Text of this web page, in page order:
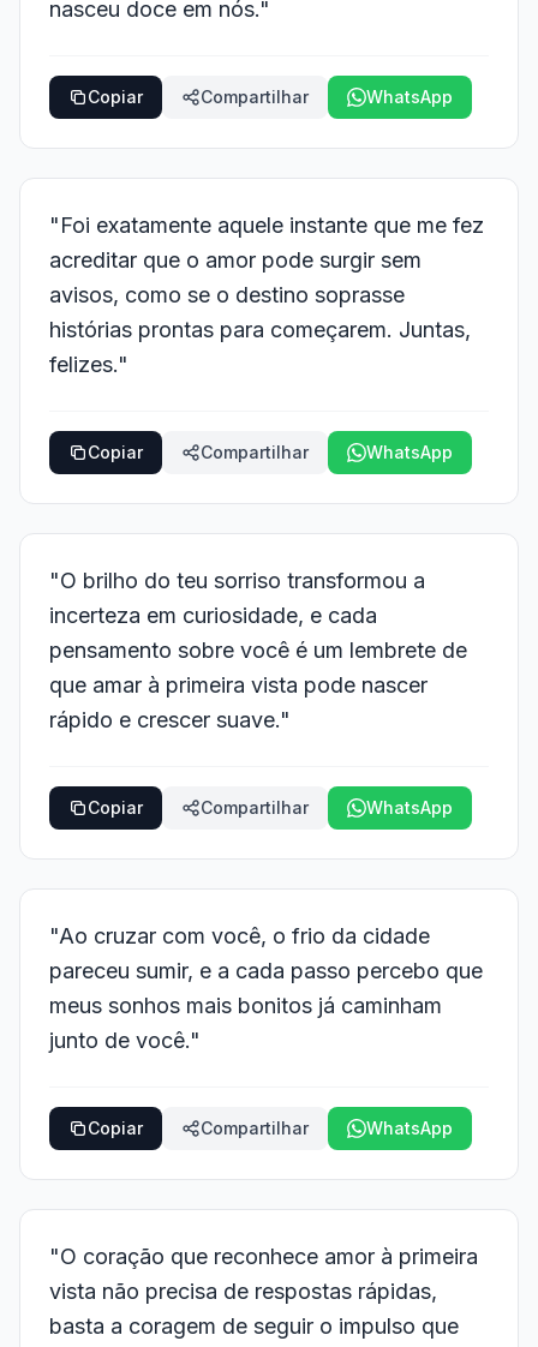
nasceu doce em nós."
Copiar Compartilhar WhatsApp
"Foi exatamente aquele instante que me fez
acreditar que o amor pode surgir sem
avisos, como se o destino soprasse
histórias prontas para começarem. Juntas,
felizes."
Copiar Compartilhar WhatsApp
"O brilho do teu sorriso transformou a
incerteza em curiosidade, e cada
pensamento sobre você é um lembrete de
que amar à primeira vista pode nascer
rápido e crescer suave."
Copiar Compartilhar WhatsApp
"Ao cruzar com você, o frio da cidade
pareceu sumir, e a cada passo percebo que
meus sonhos mais bonitos já caminham
junto de você."
Copiar Compartilhar WhatsApp
"O coração que reconhece amor à primeira
vista não precisa de respostas rápidas,
basta a coragem de seguir o impulso que